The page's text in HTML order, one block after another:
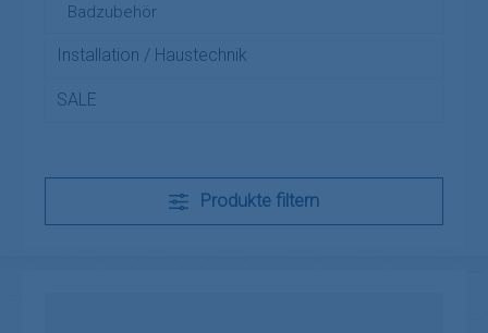
Badzubehör
Installation / Haustechnik
SALE
Produkte filtern